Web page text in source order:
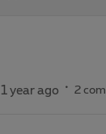
year ago 2